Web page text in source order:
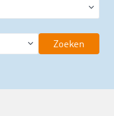
Zoeken